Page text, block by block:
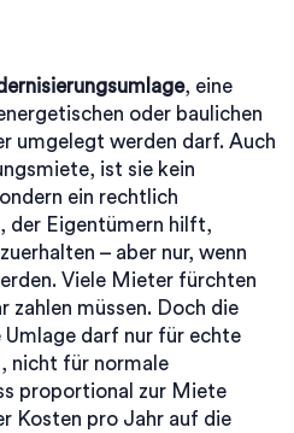
, eine
oder baulichen
umgelegt werden darf. Auch
, ist sie kein
ein rechtlich
der Eigentümern hilft,
– aber nur, wenn
Viele Mieter fürchten
zahlen müssen. Doch die
Umlage darf nur für echte
nicht für normale
proportional zur Miete
Kosten pro Jahr auf die